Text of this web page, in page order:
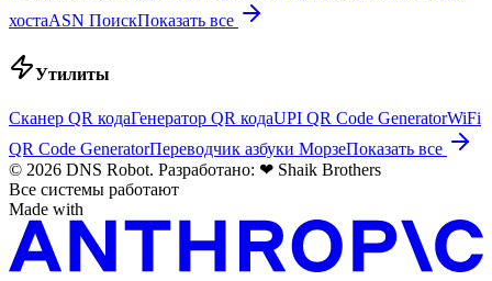
хостаASN ПоискПоказать все
Утилиты
Сканер QR кодаГенератор QR кодаUPI QR Code GeneratorWiFi
QR Code GeneratorПереводчик азбуки МорзеПоказать все
© 2026 DNS Robot. Разработано: ❤ Shaik Brothers
Все системы работают
Made with